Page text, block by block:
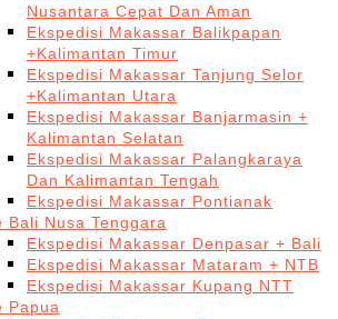
Nusantara Cepat Dan Aman
Ekspedisi Makassar Balikpapan
+Kalimantan Timur
Ekspedisi Makassar Tanjung Selor
+Kalimantan Utara
Ekspedisi Makassar Banjarmasin +
Kalimantan Selatan
Ekspedisi Makassar Palangkaraya
Dan Kalimantan Tengah
Ekspedisi Makassar Pontianak
Bali Nusa Tenggara
Ekspedisi Makassar Denpasar + Bali
Ekspedisi Makassar Mataram + NTB
Ekspedisi Makassar Kupang NTT
Papua